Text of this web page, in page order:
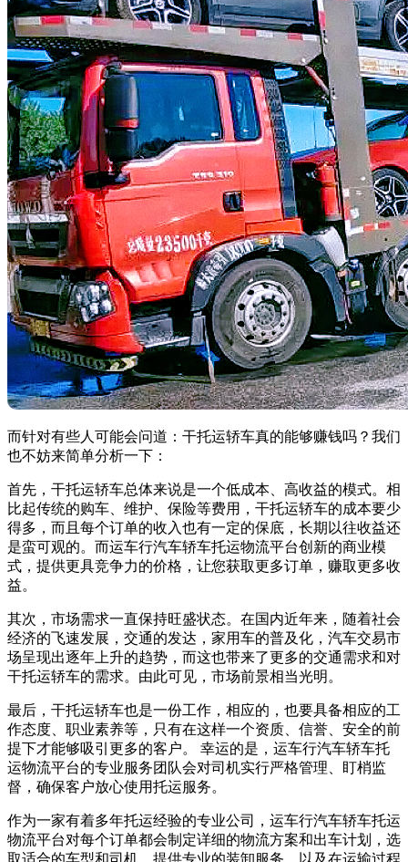
而针对有些人可能会问道：干托运轿车真的能够赚钱吗？我们
也不妨来简单分析一下：
首先，干托运轿车总体来说是一个低成本、高收益的模式。相
比起传统的购车、维护、保险等费用，干托运轿车的成本要少
得多，而且每个订单的收入也有一定的保底，长期以往收益还
是蛮可观的。而运车行汽车轿车托运物流平台创新的商业模
式，提供更具竞争力的价格，让您获取更多订单，赚取更多收
益。
其次，市场需求一直保持旺盛状态。在国内近年来，随着社会
经济的飞速发展，交通的发达，家用车的普及化，汽车交易市
场呈现出逐年上升的趋势，而这也带来了更多的交通需求和对
干托运轿车的需求。由此可见，市场前景相当光明。
最后，干托运轿车也是一份工作，相应的，也要具备相应的工
作态度、职业素养等，只有在这样一个资质、信誉、安全的前
提下才能够吸引更多的客户。 幸运的是，运车行汽车轿车托
运物流平台的专业服务团队会对司机实行严格管理、盯梢监
督，确保客户放心使用托运服务。
作为一家有着多年托运经验的专业公司，运车行汽车轿车托运
物流平台对每个订单都会制定详细的物流方案和出车计划，选
取适合的车型和司机、提供专业的装卸服务、以及在运输过程